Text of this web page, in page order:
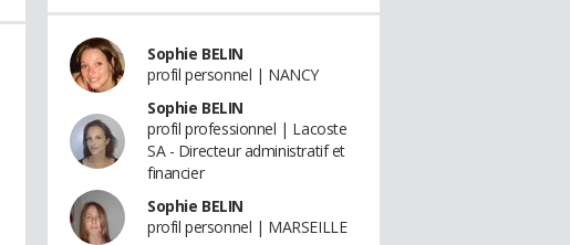
Sophie BELIN
profil personnel | NANCY
Sophie BELIN
profil professionnel | Lacoste
SA - Directeur administratif et
financier
Sophie BELIN
profil personnel | MARSEILLE